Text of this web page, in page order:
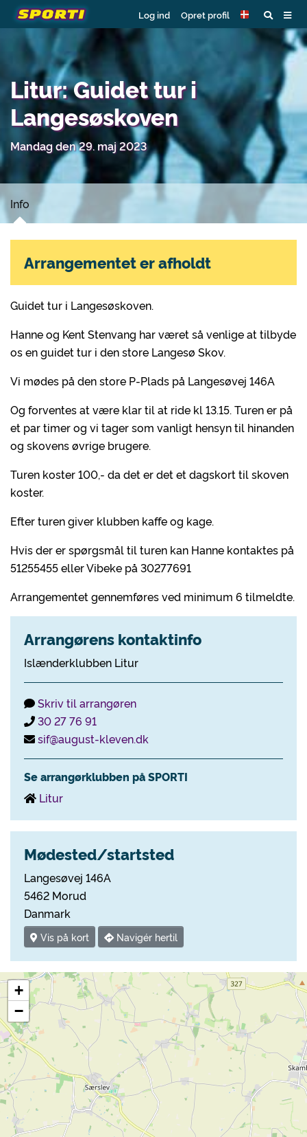
Log ind Opret profil
Litur: Guidet tur i
Langesøskoven
Mandag den 29. maj 2023
Info
Guidet tur i Langesøskoven.
Hanne og Kent Stenvang har været så venlige at tilbyde
os en guidet tur i den store Langesø Skov.
Vi mødes på den store P-Plads på Langesøvej 146A
Og forventes at være klar til at ride kl 13.15. Turen er på
et par timer og vi tager som vanligt hensyn til hinanden
og skovens øvrige brugere.
Turen koster 100,- da det er det et dagskort til skoven
koster.
Efter turen giver klubben kaffe og kage.
Hvis der er spørgsmål til turen kan Hanne kontaktes på
51255455 eller Vibeke på 30277691
Arrangementet gennemføres ved minimum 6 tilmeldte.
Arrangørens kontaktinfo
Islænderklubben Litur
Skriv til arrangøren
30 27 76 91
sif@august-kleven.dk
Se arrangørklubben på SPORTI
Litur
Mødested/startsted
Langesøvej 146A
5462 Morud
Danmark
Vis på kort Navigér hertil
Arrangementet er afholdt
+
−